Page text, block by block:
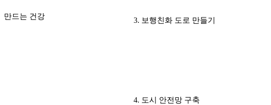
만드는 건강 3. 보행친화 도로 만들기
4. 도시 안전망 구축